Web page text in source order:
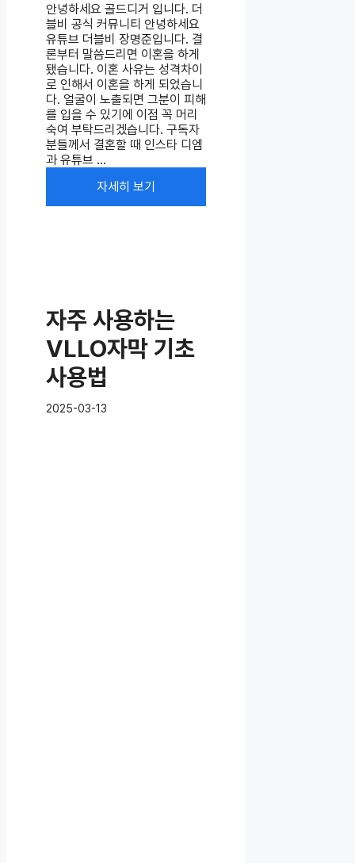
안녕하세요 골드디거 입니다. 더
블비 공식 커뮤니티 안녕하세요
유튜브 더블비 장명준입니다. 결
론부터 말씀드리면 이혼을 하게
됐습니다. 이혼 사유는 성격차이
로 인해서 이혼을 하게 되었습니
다. 얼굴이 노출되면 그분이 피해
를 입을 수 있기에 이점 꼭 머리
숙여 부탁드리겠습니다. 구독자
분들께서 결혼할 때 인스타 디엠
과 유튜브 ...
자세히 보기
자주 사용하는
VLLO자막 기초
사용법
2025-03-13